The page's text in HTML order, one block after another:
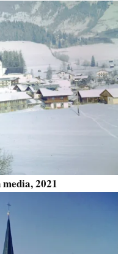
2021